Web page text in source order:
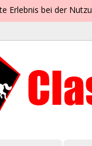
Erlebnis bei der